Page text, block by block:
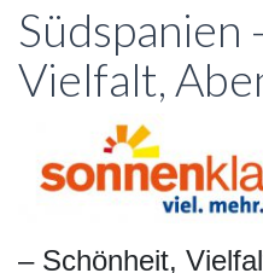
Südspanien
Vielfalt,
– Schönheit,